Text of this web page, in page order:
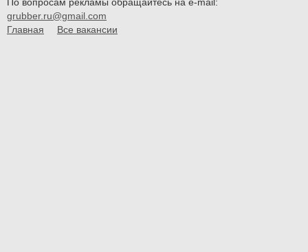
По вопросам рекламы обращайтесь на e-mail:
grubber.ru@gmail.com
Главная
Все вакансии